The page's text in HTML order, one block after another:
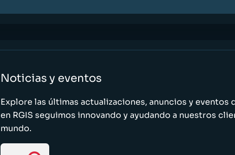
Noticias y eventos
Explore las últimas actualizaciones, anuncios y eventos
en RGIS seguimos innovando y ayudando a nuestros
mundo.